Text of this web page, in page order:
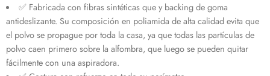
✅ Fabricada con fibras sintéticas que y backing de goma
antideslizante. Su composición en poliamida de alta calidad evita que
el polvo se propague por toda la casa, ya que todas las partículas de
polvo caen primero sobre la alfombra, que luego se pueden quitar
fácilmente con una aspiradora.